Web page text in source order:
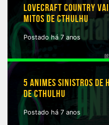
LOVECRAFT COUNTRY
MITOS DE CTHULHU
Postado há 7 anos
5 ANIMES SINISTROS DE
DE CTHULHU
Postado há 7 anos